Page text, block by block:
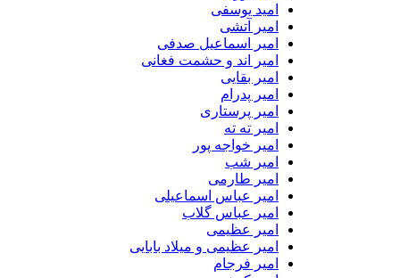
امید یوسفی
امیر آتشی
امیر اسماعیل صدفی
امیر اند و حشمت فغانی
امیر بقایی
امیر پدرام
امیر پرستاری
امیر ته ته
امیر خواجه پور
امیر شب
امیر طارمی
امیر عباس اسماعیلی
امیر عباس گلاب
امیر عظیمی
امیر عظیمی و میلاد بابایی
امیر فرجام